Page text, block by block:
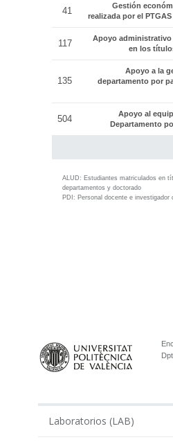
41
Gestión
realizada por el
117
Apoyo administrativo
en los
135
Apoyo a la
departamento por
504
Apoyo al
Departamento
ALUD: Estudiantes matriculados en
departamentos y doctorado
PDI: Personal docente e investigador
Laboratorios (LAB)